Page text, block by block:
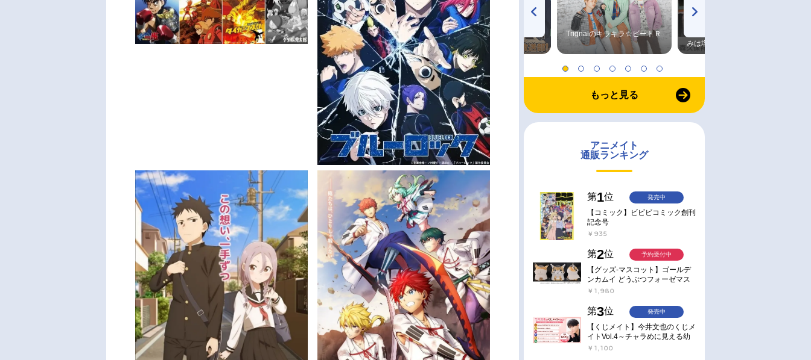
TVアニメ『戦隊大失格』
radio 大直会 2nd season
ハイキュー!! 烏野高校放送部! Trignalのキラキラ☆ビートＲ
みは塩だけ
もっと見る
アニメイト
通販ランキング
第1位
【コミック】ビビビコミック創刊
記念号
￥935
発売中
第2位
【グッズ-マスコット】ゴールデ
ンカムイ どうぶつフォーゼマス
コット 4.尾形百之助【再販】
￥1,980
予約受付中
第3位
【くじメイト】今井文也のくじメ
イトVol.4～チャラめに見える幼
馴染、実は一途で独占欲が強いん
￥1,100
発売中